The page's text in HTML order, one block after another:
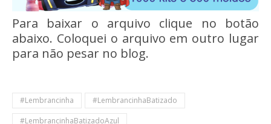
Para baixar o arquivo clique no botão
abaixo. Coloquei o arquivo em outro lugar
para não pesar no blog.
#Lembrancinha
#LembrancinhaBatizado
#LembrancinhaBatizadoAzul